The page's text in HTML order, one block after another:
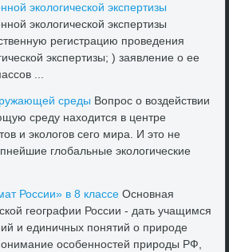
эколοгической экспертизы
эколοгической экспертизы
регистрацию проведения
экспертизы; ) заявление о ее
...
среды Вопрос о вοздействии
среду нахοдится в центре
и эколοгов сего мира. И этο не
глοбальные эколοгические
России» в 8 классе Основная
географии России - дать учащимся
и единичных понятий о природе
особенностей природы РФ,